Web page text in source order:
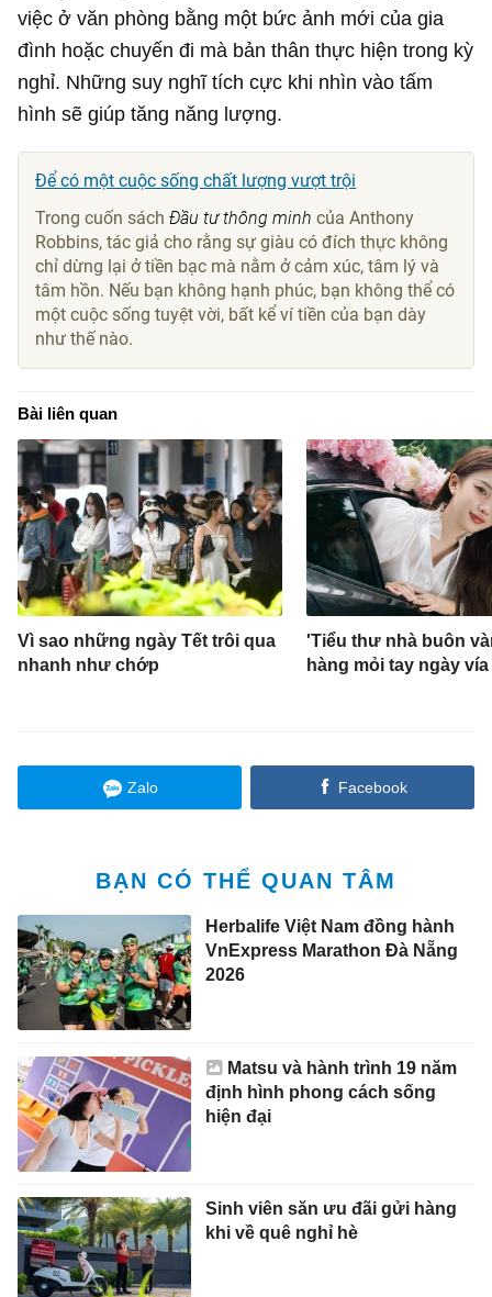
việc ở văn phòng bằng một bức ảnh mới của gia
đình hoặc chuyến đi mà bản thân thực hiện trong kỳ
nghỉ. Những suy nghĩ tích cực khi nhìn vào tấm
hình sẽ giúp tăng năng lượng.
Để có một cuộc sống chất lượng vượt trội
Trong cuốn sáchĐầu tư thông minh của Anthony
Robbins, tác giả cho rằng sự giàu có đích thực không
chỉ dừng lại ở tiền bạc mà nằm ở cảm xúc, tâm lý và
tâm hồn. Nếu bạn không hạnh phúc, bạn không thể có
một cuộc sống tuyệt vời, bất kể ví tiền của bạn dày
như thế nào.
Bài liên quan
Vì sao những ngày Tết trôi qua
nhanh như chớp
'Tiểu thư nhà buôn
hàng mỏi tay ngày
Zalo Facebook
BẠN CÓ THỂ QUAN TÂM
Herbalife Việt Nam đồng hành
VnExpress Marathon Đà Nẵng
2026
Matsu và hành trình 19 năm
định hình phong cách sống
hiện đại
Sinh viên săn ưu đãi gửi hàng
khi về quê nghỉ hè